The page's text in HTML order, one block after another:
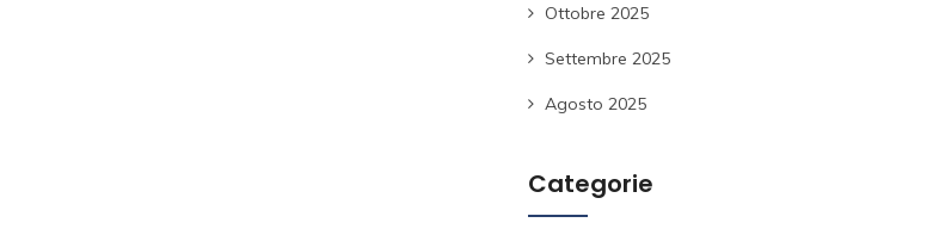
Ottobre 2025
Settembre 2025
Agosto 2025
Categorie